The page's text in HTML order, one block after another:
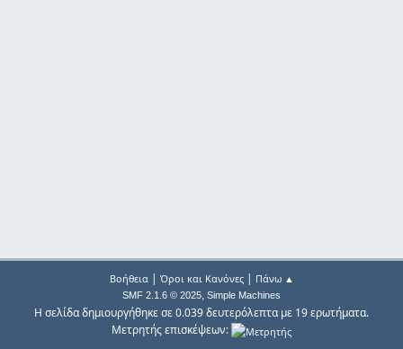
Βοήθεια| Όροι και Κανόνες| Πάνω ▲
SMF 2.1.6 © 2025, Simple Machines
Η σελίδα δημιουργήθηκε σε 0.039 δευτερόλεπτα με 19 ερωτήματα.
Μετρητής επισκέψεων: